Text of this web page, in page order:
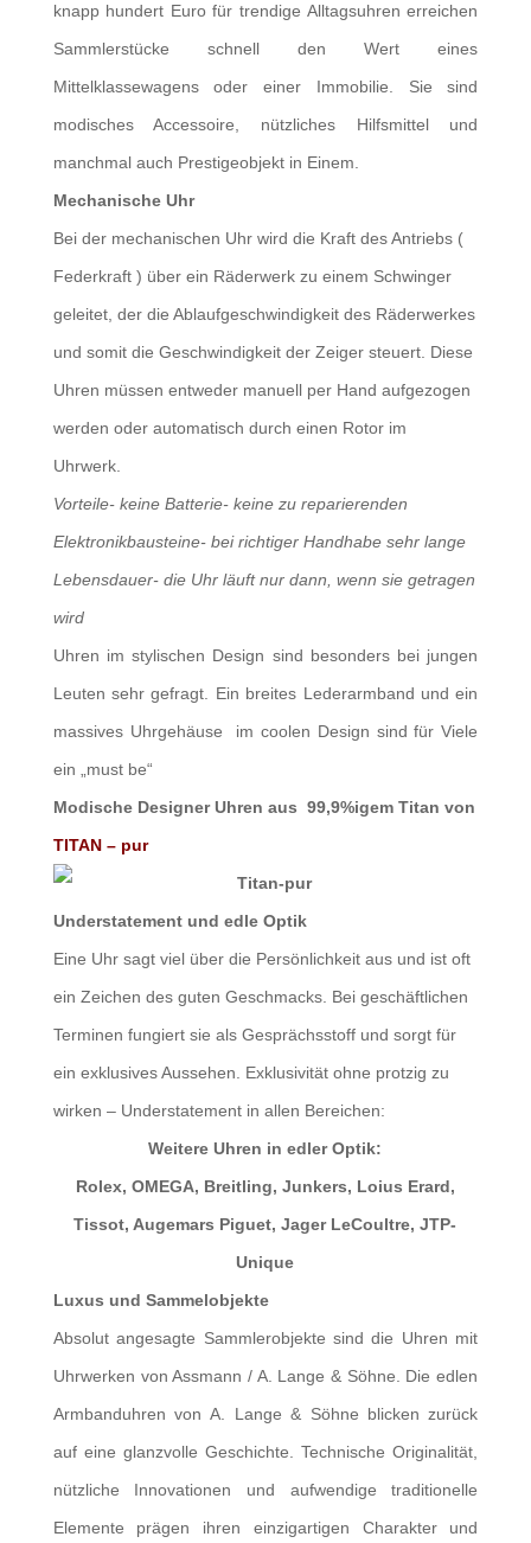
knapp hundert Euro für trendige Alltagsuhren erreichen
Sammlerstücke schnell den Wert eines
Mittelklassewagens oder einer Immobilie. Sie sind
modisches Accessoire, nützliches Hilfsmittel und
manchmal auch Prestigeobjekt in Einem.
Mechanische Uhr
Bei der mechanischen Uhr wird die Kraft des Antriebs (
Federkraft ) über ein Räderwerk zu einem Schwinger
geleitet, der die Ablaufgeschwindigkeit des Räderwerkes
und somit die Geschwindigkeit der Zeiger steuert. Diese
Uhren müssen entweder manuell per Hand aufgezogen
werden oder automatisch durch einen Rotor im
Uhrwerk.
Vorteile- keine Batterie- keine zu reparierenden
Elektronikbausteine- bei richtiger Handhabe sehr lange
Lebensdauer- die Uhr läuft nur dann, wenn sie getragen
wird
Uhren im stylischen Design sind besonders bei jungen
Leuten sehr gefragt. Ein breites Lederarmband und ein
massives Uhrgehäuse im coolen Design sind für Viele
ein „must be“
Modische Designer Uhren aus 99,9%igem Titan von
TITAN – pur
Understatement und edle Optik
Eine Uhr sagt viel über die Persönlichkeit aus und ist oft
ein Zeichen des guten Geschmacks. Bei geschäftlichen
Terminen fungiert sie als Gesprächsstoff und sorgt für
ein exklusives Aussehen. Exklusivität ohne protzig zu
wirken – Understatement in allen Bereichen:
Weitere Uhren in edler Optik:
Rolex, OMEGA, Breitling, Junkers, Loius Erard,
Tissot, Augemars Piguet, Jager LeCoultre, JTP-
Unique
Luxus und Sammelobjekte
Absolut angesagte Sammlerobjekte sind die Uhren mit
Uhrwerken von Assmann / A. Lange & Söhne. Die edlen
Armbanduhren von A. Lange & Söhne blicken zurück
auf eine glanzvolle Geschichte. Technische Originalität,
nützliche Innovationen und aufwendige traditionelle
Elemente prägen ihren einzigartigen Charakter und